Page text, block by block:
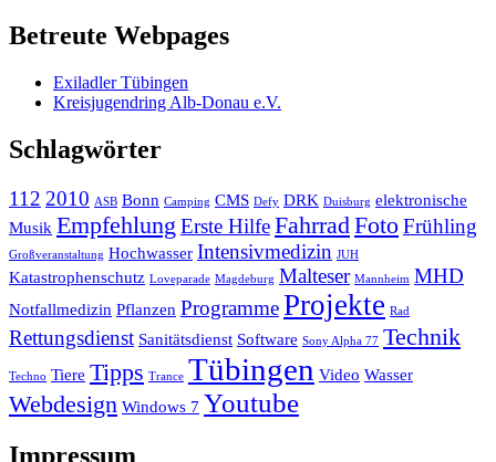
Betreute Webpages
Exiladler Tübingen
Kreisjugendring Alb-Donau e.V.
Schlagwörter
112 2010 ASB Bonn Camping CMS Defy DRK Duisburg elektronische
Musik Empfehlung Erste HilfeFahrradFotoFrühling
Großveranstaltung Hochwasser Intensivmedizin JUH
Katastrophenschutz Loveparade Magdeburg Malteser Mannheim MHD
Notfallmedizin Pflanzen ProgrammeProjekte Rad
Rettungsdienst Sanitätsdienst Software Sony Alpha 77 Technik
Techno Tiere Tipps Trance Tübingen Video Wasser
Webdesign Windows 7 Youtube
Impressum